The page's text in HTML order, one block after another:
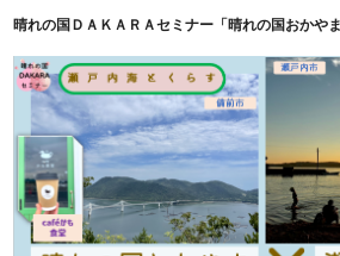
晴れの国ＤＡＫＡＲＡセミナー「晴れの国おかや